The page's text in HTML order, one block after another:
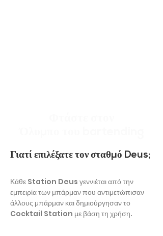
Γιατί επιλέξατε τον σταθμό Deus;
Κάθε Station Deus γεννιέται από την
εμπειρία των μπάρμαν που αντιμετώπισαν
άλλους μπάρμαν και δημιούργησαν το
Cocktail Station με βάση τη χρήση.